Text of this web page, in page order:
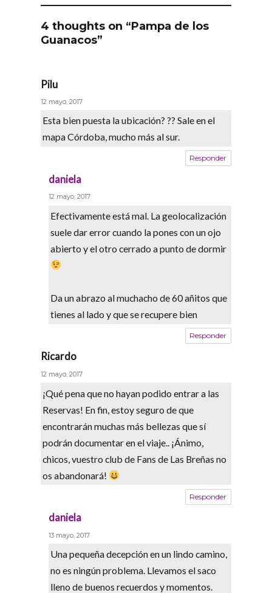
4 thoughts on “Pampa de los
Guanacos”
Pilu
12 mayo, 2017
Esta bien puesta la ubicación? ?? Sale en el
mapa Córdoba, mucho más al sur.
Responder
daniela
12 mayo, 2017
Efectivamente está mal. La geolocalización
suele dar error cuando la pones con un ojo
abierto y el otro cerrado a punto de dormir
Da un abrazo al muchacho de 60 añitos que
tienes al lado y que se recupere bien
Responder
Ricardo
12 mayo, 2017
¡Qué pena que no hayan podido entrar a las
Reservas! En fin, estoy seguro de que
encontrarán muchas más bellezas que sí
podrán documentar en el viaje.. ¡Ánimo,
chicos, vuestro club de Fans de Las Breñas no
os abandonará!
Responder
daniela
13 mayo, 2017
Una pequeña decepción en un lindo camino,
no es ningún problema. Llevamos el saco
lleno de buenos recuerdos y momentos.